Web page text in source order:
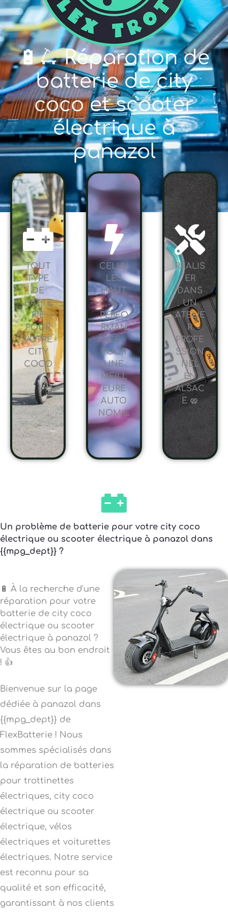
🔋🛴 Réparation de
batterie de city
coco et scooter
électrique à
panazol
TOUT
TYPE
DE
BATTE
RIE
POUR
VOTRE
CITY
COCO
CELLU
LES
HAUT
E
PERFO
RMAN
CE
POUR
UNE
MEILL
EURE
AUTO
NOMIE
RÉALIS
ER
DANS
UN
ATELIE
R
PROFE
SSION
NEL
EN
ALSAC
E 🥨
Un problème de batterie pour votre city coco
électrique ou scooter électrique à panazol dans
{{mpg_dept}} ?
🔋 À la recherche d'une
réparation pour votre
batterie de city coco
électrique ou scooter
électrique à panazol ?
Vous êtes au bon endroit
! 👍
Bienvenue sur la page
dédiée à panazol dans
{{mpg_dept}} de
FlexBatterie ! Nous
sommes spécialisés dans
la réparation de batteries
pour trottinettes
électriques, city coco
électrique ou scooter
électrique, vélos
électriques et voiturettes
électriques. Notre service
est reconnu pour sa
qualité et son efficacité,
garantissant à nos clients